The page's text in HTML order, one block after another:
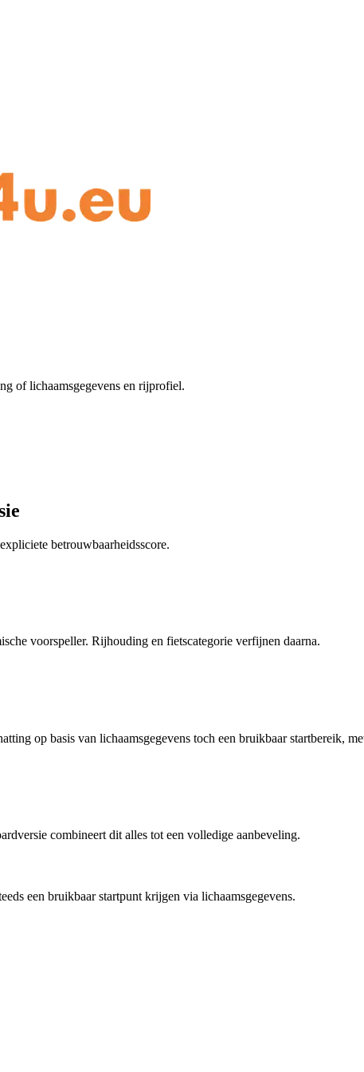
of lichaamsgegevens en rijprofiel.
betrouwbaarheidsscore.
voorspeller. Rijhouding en fietscategorie verfijnen daarna.
op basis van lichaamsgegevens toch een bruikbaar startbereik,
combineert dit alles tot een volledige aanbeveling.
een bruikbaar startpunt krijgen via lichaamsgegevens.